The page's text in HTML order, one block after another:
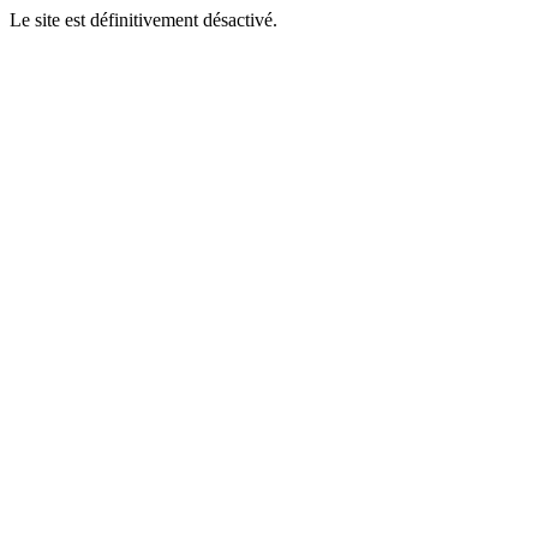
Le site est définitivement désactivé.